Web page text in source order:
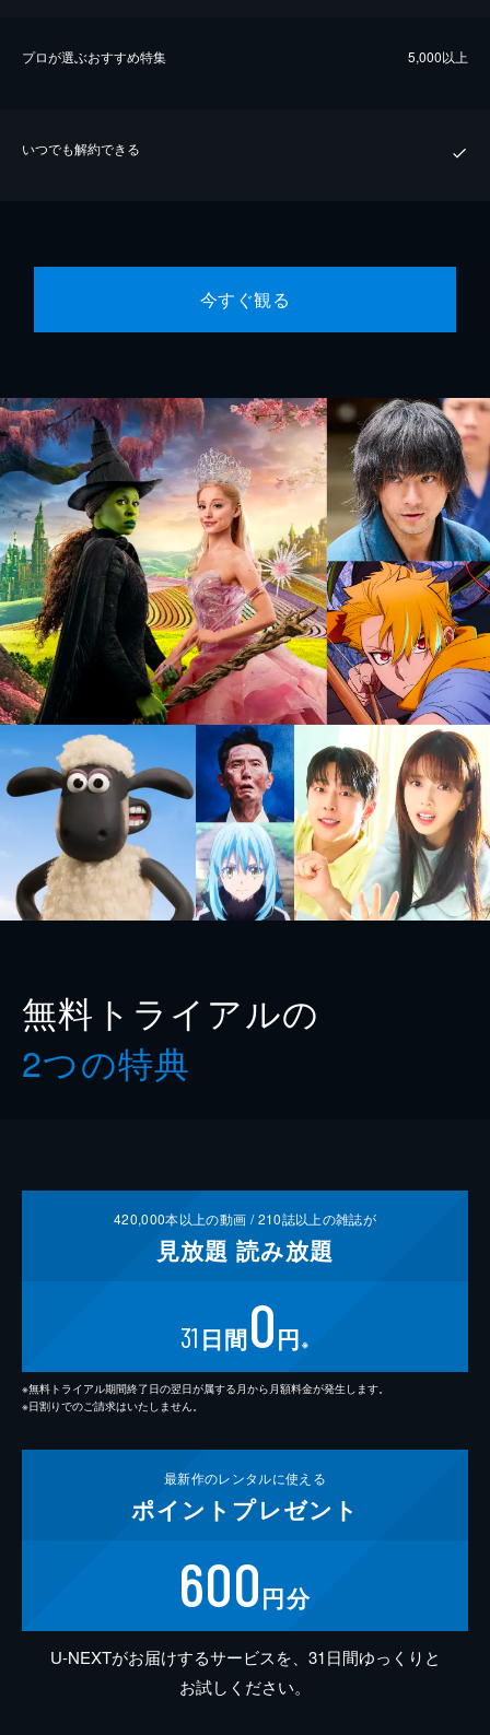
プロが選ぶおすすめ特集 5,000以上
いつでも解約できる
今すぐ観る
無料トライアルの
2つの特典
420,000本以上の動画 /210誌以上の雑誌が
見放題 読み放題
31 日間0円 ※
※無料トライアル期間終了日の翌日が属する月から月額料金が発生します。
※日割りでのご請求はいたしません。
最新作のレンタルに使える
ポイント プレゼント
600円分
U-NEXTがお届けするサービスを、31日間ゆっくりと
お試しください。